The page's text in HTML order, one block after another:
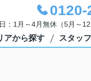
0120-
1月～4月無休（5月～12
アから探す スタッ